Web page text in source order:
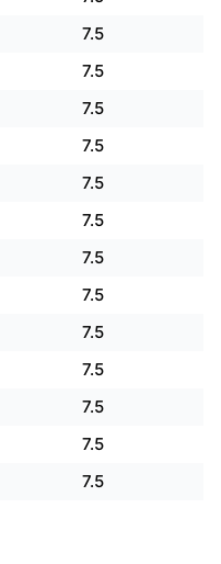
7.5
7.5
7.5
7.5
7.5
7.5
7.5
7.5
7.5
7.5
7.5
7.5
7.5